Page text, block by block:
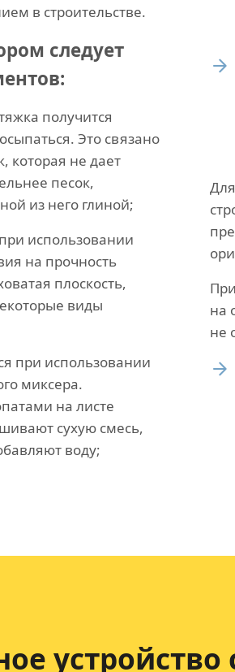
в строительстве.
следует
получится
Это связано
которая не дает
песок,
из него глиной;
использовании
на прочность
плоскость,
виды
при использовании
миксера.
на листе
сухую смесь,
воду;
на
не
устройство